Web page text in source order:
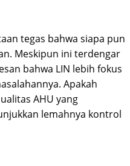
tegas bahwa siapa pun
Meskipun ini terdengar
bahwa LIN lebih fokus
Apakah
AHU yang
lemahnya kontrol